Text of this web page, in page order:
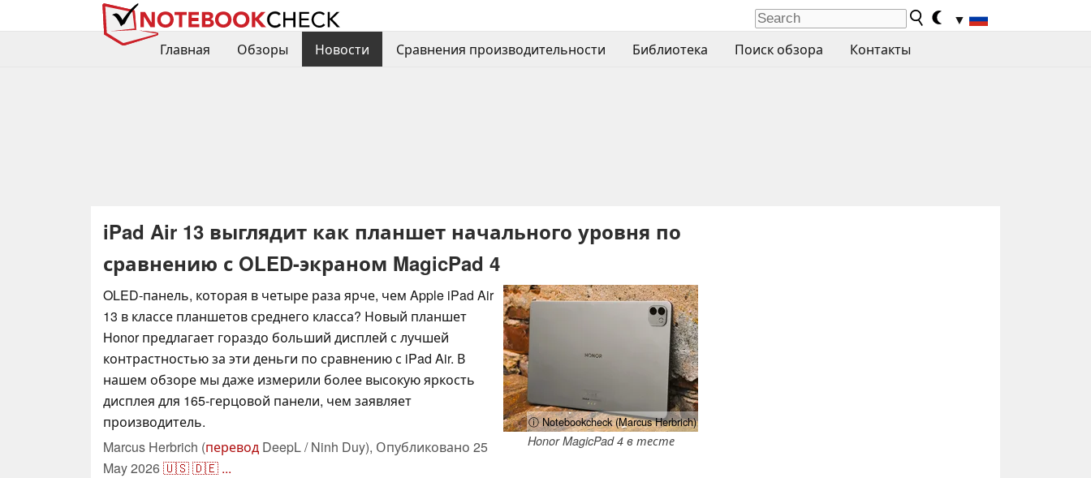
▼
Главная
Обзоры Новости Сравнения производительности Библиотека Поиск обзора Контакты
iPad Air 13 выглядит как планшет начального уровня по
сравнению с OLED-экраном MagicPad 4
ⓘ Notebookcheck (Marcus Herbrich)
Honor MagicPad 4 в тесте
OLED-панель, которая в четыре раза ярче, чем Apple iPad Air
13 в классе планшетов среднего класса? Новый планшет
Honor предлагает гораздо больший дисплей с лучшей
контрастностью за эти деньги по сравнению с iPad Air. В
нашем обзоре мы даже измерили более высокую яркость
дисплея для 165-герцовой панели, чем заявляет
производитель.
Marcus Herbrich (перевод DeepL / Ninh Duy), Опубликовано 25
May 2026🇺🇸🇩🇪 ...